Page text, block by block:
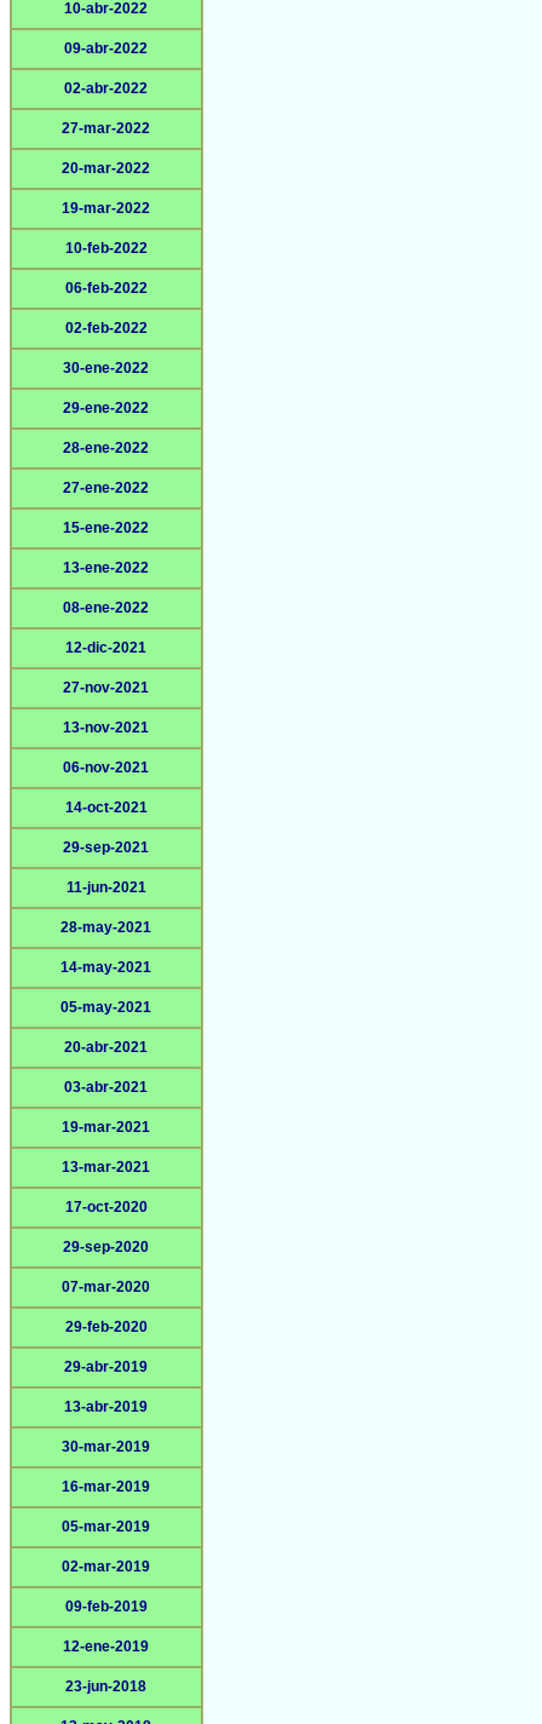
10-abr-2022
09-abr-2022
02-abr-2022
27-mar-2022
20-mar-2022
19-mar-2022
10-feb-2022
06-feb-2022
02-feb-2022
30-ene-2022
29-ene-2022
28-ene-2022
27-ene-2022
15-ene-2022
13-ene-2022
08-ene-2022
12-dic-2021
27-nov-2021
13-nov-2021
06-nov-2021
14-oct-2021
29-sep-2021
11-jun-2021
28-may-2021
14-may-2021
05-may-2021
20-abr-2021
03-abr-2021
19-mar-2021
13-mar-2021
17-oct-2020
29-sep-2020
07-mar-2020
29-feb-2020
29-abr-2019
13-abr-2019
30-mar-2019
16-mar-2019
05-mar-2019
02-mar-2019
09-feb-2019
12-ene-2019
23-jun-2018